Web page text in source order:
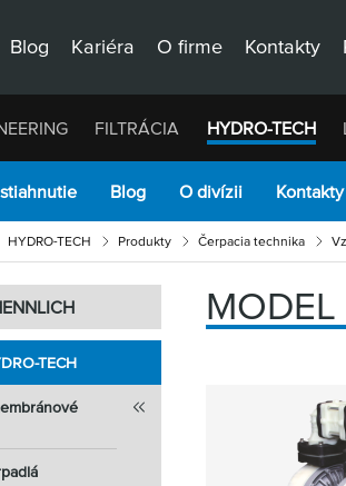
Blog Kariéra O firme Kontakty
FILTRÁCIA HYDRO-TECH
Blog O divízii Kontakty
HYDRO-TECH Produkty Čerpacia technika
TECH